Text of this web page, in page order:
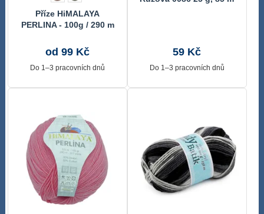
Příze HiMALAYA
PERLINA - 100g / 290 m
od 99 Kč
Do 1–3 pracovních dnů
59 Kč
Do 1–3 pracovních dnů